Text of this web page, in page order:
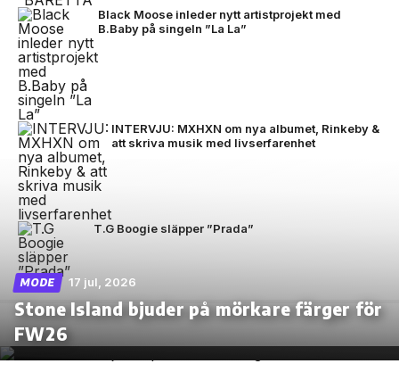
Black Moose inleder nytt artistprojekt med
B.Baby på singeln ”La La”
INTERVJU: MXHXN om nya albumet, Rinkeby &
att skriva musik med livserfarenhet
T.G Boogie släpper ”Prada”
MODE 17 jul, 2026
Stone Island bjuder på mörkare färger för
FW26